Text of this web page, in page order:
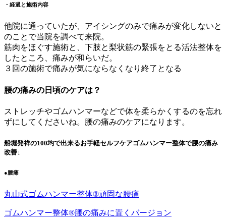
・経過と施術内容
他院に通っていたが、アイシングのみで痛みが変化しないと
のことで当院を調べて来院。
筋肉をほぐす施術と、下肢と梨状筋の緊張をとる活法整体を
したところ、痛みが和らいだ。
３回の施術で痛みが気にならなくなり終了となる
腰の痛みの日頃のケアは？
ストレッチやゴムハンマーなどで体を柔らかくするのを忘れ
ずにしてくださいね。腰の痛みのケアになります。
船堀発祥の100均で出来るお手軽セルフケアゴムハンマー整体で腰の痛み
改善↓
●腰痛
丸山式ゴムハンマー整体®︎頑固な腰痛
ゴムハンマー整体®︎腰の痛みに置くバージョン